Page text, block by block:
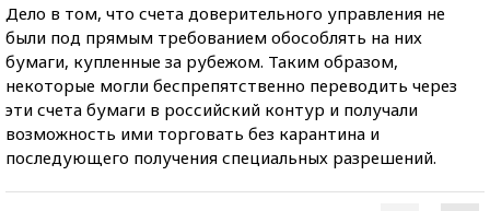
Дело в том, что счета доверительного управления не
были под прямым требованием обособлять на них
бумаги, купленные за рубежом. Таким образом,
некоторые могли беспрепятственно переводить через
эти счета бумаги в российский контур и получали
возможность ими торговать без карантина и
последующего получения специальных разрешений.